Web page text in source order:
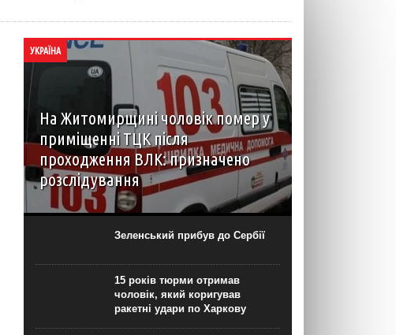
УКРАЇНА
На Житомирщині чоловік помер у
приміщенні ТЦК після
проходження ВЛК: призначено
розслідування
6 серпня до територіального центру
комплектування на Житомирщині доставили
чоловіка, який фігурував як порушник правил
військового обліку. Під час перебування у
Зеленський прибув до Сербії
15 років тюрми отримав
чоловік, який коригував
ракетні удари по Харкову